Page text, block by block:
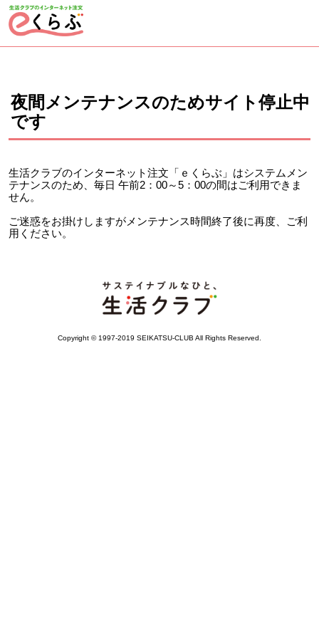
ページの先頭です。
夜間メンテナンスのためサイト停止中
です
生活クラブのインターネット注文「ｅくらぶ」はシステムメン
テナンスのため、毎日 午前2：00～5：00の間はご利用できま
せん。
ご迷惑をお掛けしますがメンテナンス時間終了後に再度、ご利
用ください。
Copyright © 1997-2019 SEIKATSU-CLUB All Rights Reserved.